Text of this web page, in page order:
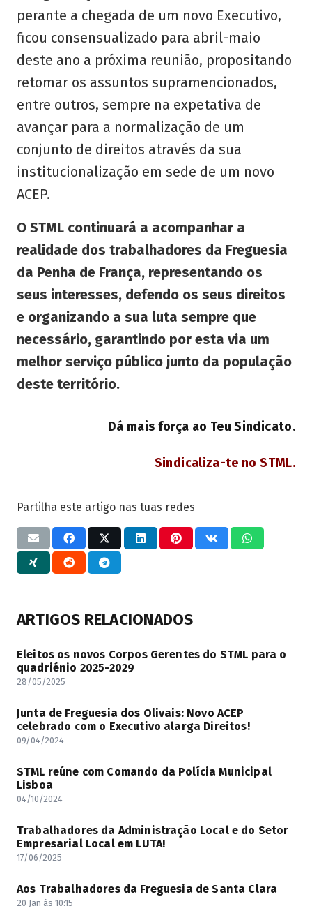
perante a chegada de um novo Executivo,
ficou consensualizado para abril-maio
deste ano a próxima reunião, propositando
retomar os assuntos supramencionados,
entre outros, sempre na expetativa de
avançar para a normalização de um
conjunto de direitos através da sua
institucionalização em sede de um novo
ACEP.
O STML continuará a acompanhar a
realidade dos trabalhadores da Freguesia
da Penha de França, representando os
seus interesses, defendo os seus direitos
e organizando a sua luta sempre que
necessário, garantindo por esta via um
melhor serviço público junto da população
deste território.
Dá mais força ao Teu Sindicato.
Sindicaliza-te no STML.
Partilha este artigo nas tuas redes
ARTIGOS RELACIONADOS
Eleitos os novos Corpos Gerentes do STML para o
quadriénio 2025-2029
28/05/2025
Junta de Freguesia dos Olivais: Novo ACEP
celebrado com o Executivo alarga Direitos!
09/04/2024
STML reúne com Comando da Polícia Municipal
Lisboa
04/10/2024
Trabalhadores da Administração Local e do Setor
Empresarial Local em LUTA!
17/06/2025
Aos Trabalhadores da Freguesia de Santa Clara
20 Jan às 10:15